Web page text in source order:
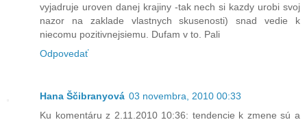
vyjadruje uroven danej krajiny -tak nech si kazdy urobi svoj
nazor na zaklade vlastnych skusenosti) snad vedie k
niecomu pozitivnejsiemu. Dufam v to. Pali
Odpovedať
Hana Ščibranyová 03 novembra, 2010 00:33
Ku komentáru z 2.11.2010 10:36: tendencie k zmene sú a